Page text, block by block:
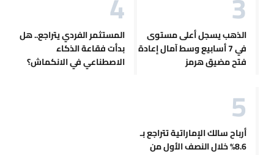
الذهب يسجل أعلى مستوى
في 7 أسابيع وسط آمال إعادة
فتح مضيق هرمز
المستثمر الفردي يتراجع.. هل
بدأت فقاعة الذكاء
الاصطناعي في الانكماش؟
أرباح سالك الإماراتية تتراجع بـ
8.6% خلال النصف الأول من